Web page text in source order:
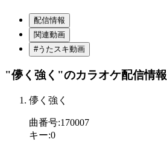
配信情報
関連動画
#うたスキ動画
"儚く強く"のカラオケ配信情報
儚く強く
曲番号:170007
キー:0